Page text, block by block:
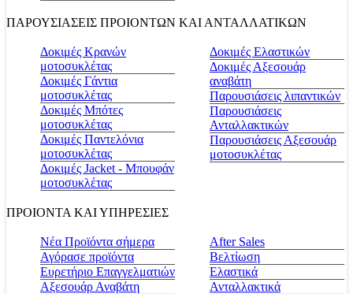
ΠΑΡΟΥΣΙΑΣΕΙΣ ΠΡΟΙΟΝΤΩΝ ΚΑΙ ΑΝΤΑΛΛΑΤΙΚΩΝ
Δοκιμές Κρανών
μοτοσυκλέτας
Δοκιμές Γάντια
μοτοσυκλέτας
Δοκιμές Μπότες
μοτοσυκλέτας
Δοκιμές Παντελόνια
μοτοσυκλέτας
Δοκιμές Jacket - Μπουφάν
μοτοσυκλέτας
Δοκιμές Ελαστικών
Δοκιμές Αξεσουάρ
αναβάτη
Παρουσιάσεις λιπαντικών
Παρουσιάσεις
Ανταλλακτικών
Παρουσιάσεις Αξεσουάρ
μοτοσυκλέτας
ΠΡΟΙΟΝΤΑ ΚΑΙ ΥΠΗΡΕΣΙΕΣ
Νέα Προϊόντα σήμερα
Αγόρασε προϊόντα
Ευρετήριο Επαγγελματιών
Αξεσουάρ Αναβάτη
Αfter Sales
Βελτίωση
Ελαστικά
Ανταλλακτικά